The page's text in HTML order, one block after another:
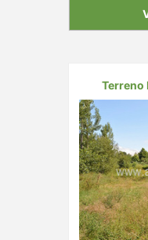
Terreno